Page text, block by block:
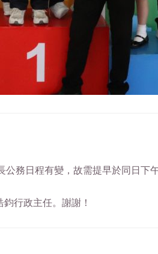
務日程有變，故需提早於同日下
行政主任。謝謝！